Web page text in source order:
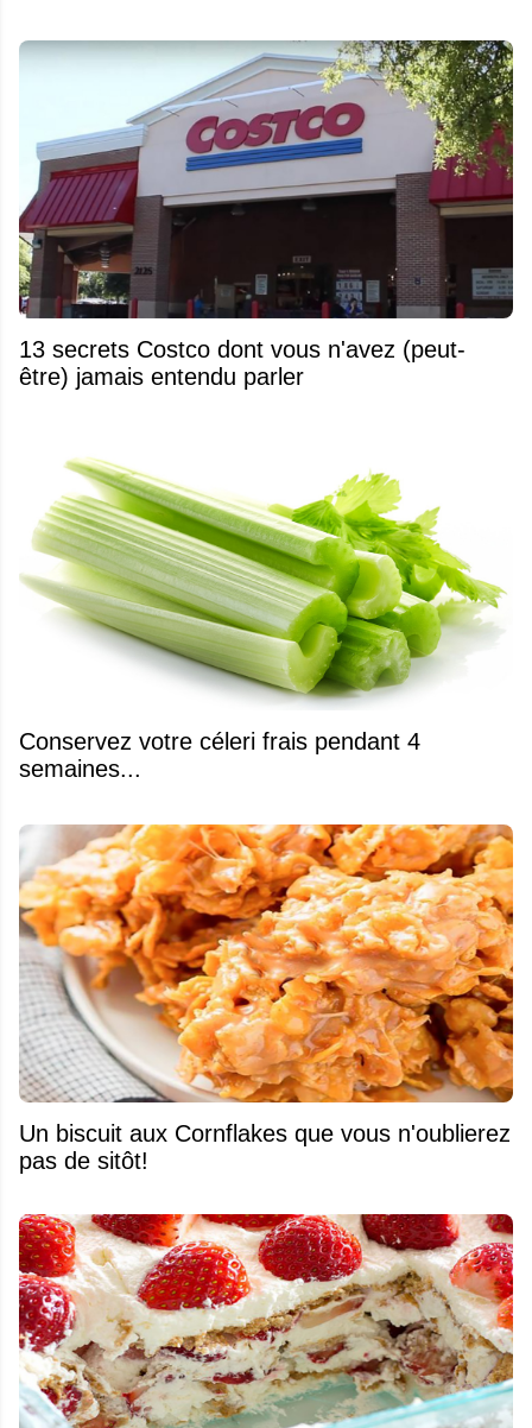
13 secrets Costco dont vous n'avez (peut-
être) jamais entendu parler
Conservez votre céleri frais pendant 4
semaines...
Un biscuit aux Cornflakes que vous n'oublierez
pas de sitôt!